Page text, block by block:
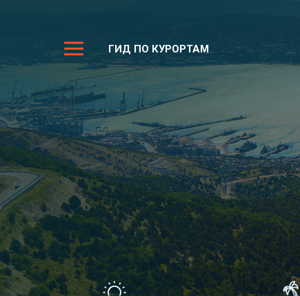
ГИД ПО КУРОРТАМ